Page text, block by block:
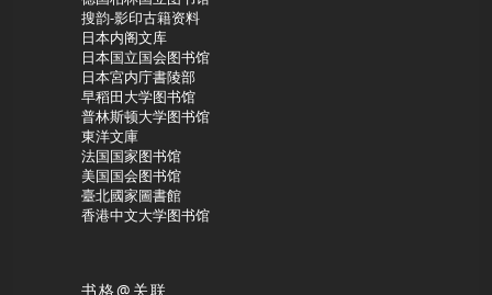
搜韵-影印古籍资料
日本内阁文库
日本国立国会图书馆
日本宮内庁書陵部
早稻田大学图书馆
普林斯顿大学图书馆
東洋文庫
法国国家图书馆
美国国会图书馆
臺北國家圖書館
香港中文大学图书馆
书格@关联